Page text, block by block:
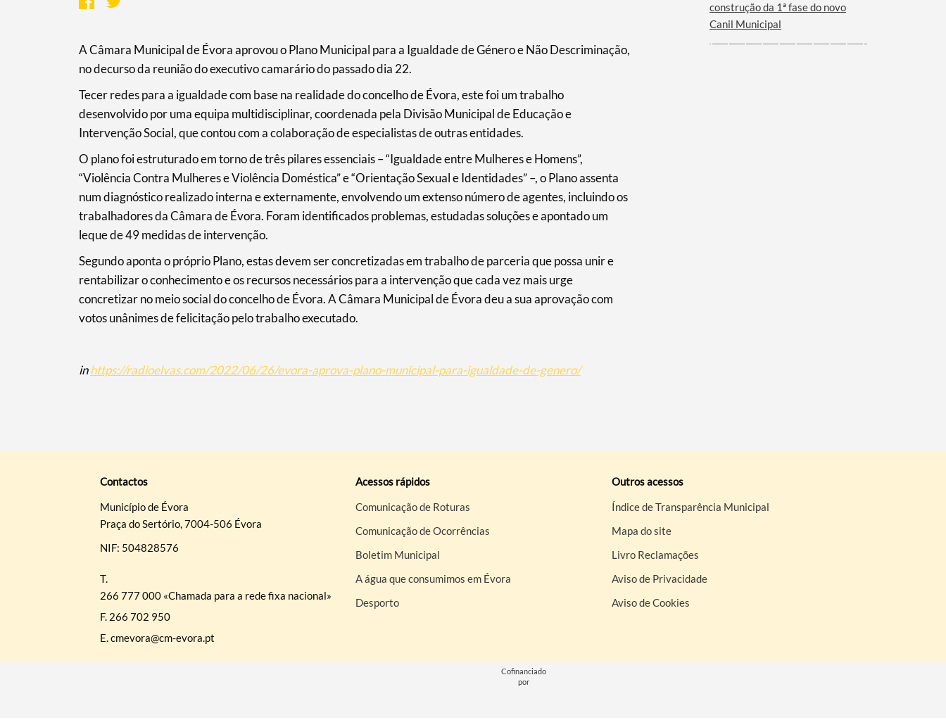
Categorias gerais
Filtros
A Câmara Municipal de Évora aprovou o Plano Municipal para a Igualdade de Género e Não Descriminação,
no decurso da reunião do executivo camarário do passado dia 22.
Tecer redes para a igualdade com base na realidade do concelho de Évora, este foi um trabalho
desenvolvido por uma equipa multidisciplinar, coordenada pela Divisão Municipal de Educação e
Intervenção Social, que contou com a colaboração de especialistas de outras entidades.
O plano foi estruturado em torno de três pilares essenciais – “Igualdade entre Mulheres e Homens”,
“Violência Contra Mulheres e Violência Doméstica” e “Orientação Sexual e Identidades” –, o Plano assenta
num diagnóstico realizado interna e externamente, envolvendo um extenso número de agentes, incluindo os
trabalhadores da Câmara de Évora. Foram identificados problemas, estudadas soluções e apontado um
leque de 49 medidas de intervenção.
Segundo aponta o próprio Plano, estas devem ser concretizadas em trabalho de parceria que possa unir e
rentabilizar o conhecimento e os recursos necessários para a intervenção que cada vez mais urge
concretizar no meio social do concelho de Évora. A Câmara Municipal de Évora deu a sua aprovação com
votos unânimes de felicitação pelo trabalho executado.
inhttps://radioelvas.com/2022/06/26/evora-aprova-plano-municipal-para-igualdade-de-genero/
construção da 1ª fase do novo
Canil Municipal
Contactos
Município de Évora
Praça do Sertório, 7004-506 Évora
NIF: 504828576
T.
266 777 000 «Chamada para a rede fixa nacional»
F. 266 702 950
E.cmevora@cm-evora.pt
Acessos rápidos
Comunicação de Roturas
Comunicação de Ocorrências
Boletim Municipal
A água que consumimos em Évora
Desporto
Outros acessos
Índice de Transparência Municipal
Mapa do site
Livro Reclamações
Aviso de Privacidade
Aviso de Cookies
Cofinanciado
por